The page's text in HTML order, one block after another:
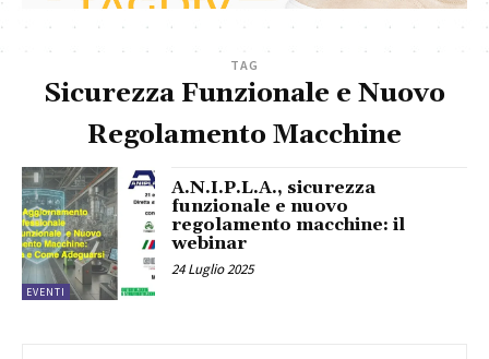
TAG
Sicurezza Funzionale e Nuovo
Regolamento Macchine
EVENTI
A.N.I.P.L.A., sicurezza
funzionale e nuovo
regolamento macchine: il
webinar
24 Luglio 2025